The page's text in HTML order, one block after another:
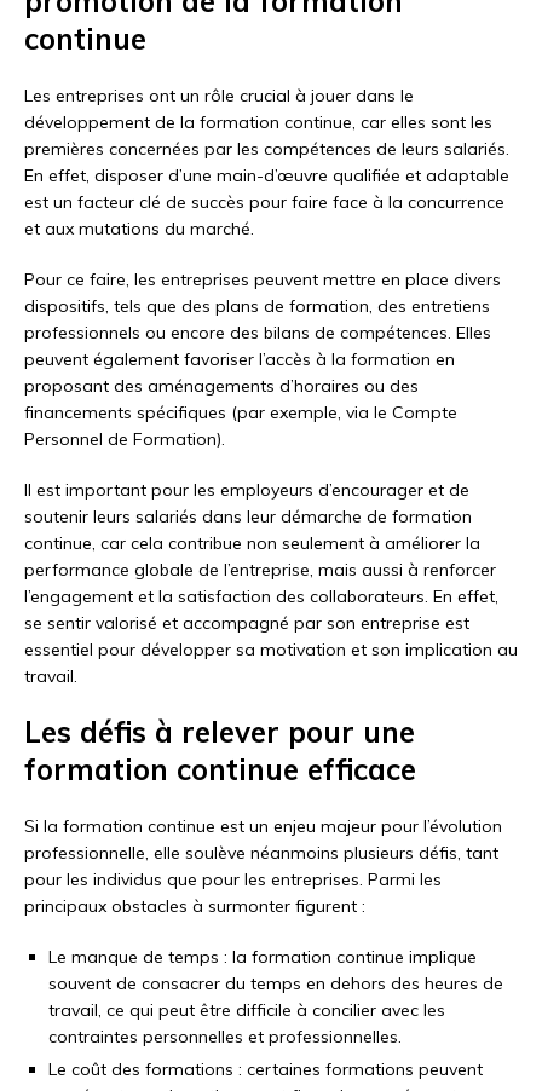
continue
Les entreprises ont un rôle crucial à jouer dans le
développement de la formation continue, car elles sont les
premières concernées par les compétences de leurs salariés.
En effet, disposer d’une main-d’œuvre qualifiée et adaptable
est un facteur clé de succès pour faire face à la concurrence
et aux mutations du marché.
Pour ce faire, les entreprises peuvent mettre en place divers
dispositifs, tels que des plans de formation, des entretiens
professionnels ou encore des bilans de compétences. Elles
peuvent également favoriser l’accès à la formation en
proposant des aménagements d’horaires ou des
financements spécifiques (par exemple, via le Compte
Personnel de Formation).
Il est important pour les employeurs d’encourager et de
soutenir leurs salariés dans leur démarche de formation
continue, car cela contribue non seulement à améliorer la
performance globale de l’entreprise, mais aussi à renforcer
l’engagement et la satisfaction des collaborateurs. En effet,
se sentir valorisé et accompagné par son entreprise est
essentiel pour développer sa motivation et son implication au
travail.
Les défis à relever pour une
formation continue efficace
Si la formation continue est un enjeu majeur pour l’évolution
professionnelle, elle soulève néanmoins plusieurs défis, tant
pour les individus que pour les entreprises. Parmi les
principaux obstacles à surmonter figurent :
Le manque de temps : la formation continue implique
souvent de consacrer du temps en dehors des heures de
travail, ce qui peut être difficile à concilier avec les
contraintes personnelles et professionnelles.
Le coût des formations : certaines formations peuvent